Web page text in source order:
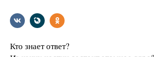
Кто знает ответ?